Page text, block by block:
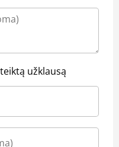
užklausą